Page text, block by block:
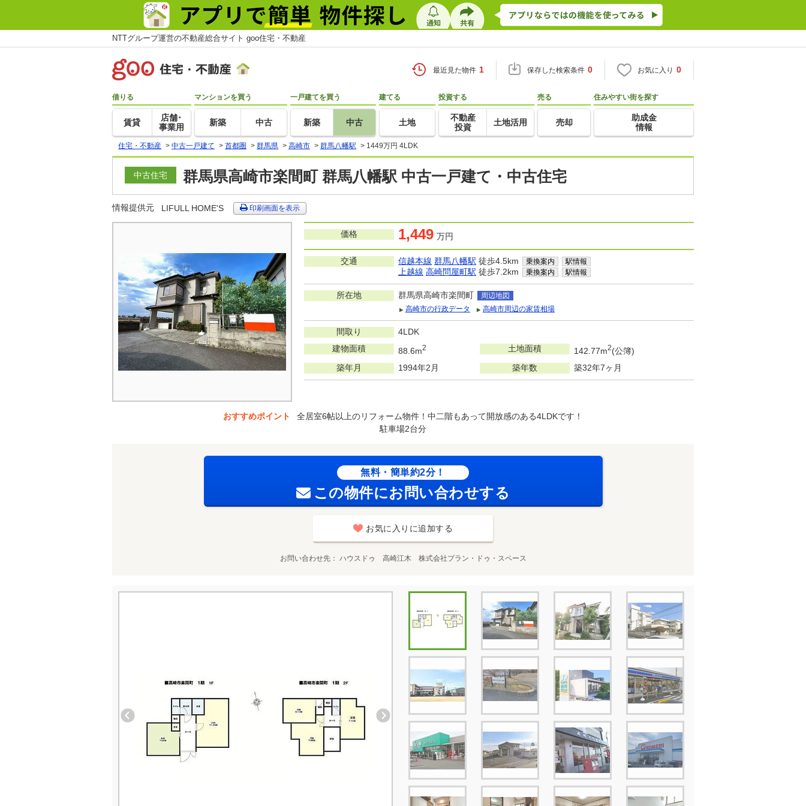
NTTグループ運営の不動産総合サイト goo住宅・不動産
最近見た物件 1 保存した検索条件 0 お気に入り 0
借りる
賃貸
店舗･
事業用
マンションを買う
新築 中古
一戸建てを買う
新築 中古
建てる
土地
投資する
不動産
投資
土地活用
売る
売却
住みやすい街を探す
助成金
情報
住宅・不動産 > 中古一戸建て > 首都圏 > 群馬県 > 高崎市 > 群馬八幡駅 > 1449万円 4LDK
中古住宅 群馬県高崎市楽間町 群馬八幡駅 中古一戸建て・中古住宅
情報提供元 LIFULL HOME'S 印刷画面を表示
価格 1,449 万円
交通 信越本線 群馬八幡駅 徒歩4.5km 乗換案内 駅情報
上越線 高崎問屋町駅 徒歩7.2km 乗換案内 駅情報
所在地 群馬県高崎市楽間町
周辺地図
高崎市の行政データ
高崎市周辺の家賃相場
間取り
4LDK
建物面積
88.6m2 土地面積 142.77m2(公簿)
築年月
1994年2月 築年数 築32年7ヶ月
おすすめポイント
全居室6帖以上のリフォーム物件！中二階もあって開放感のある4LDKです！
駐車場2台分
無料・簡単約2分！
この物件にお問い合わせする
お気に入りに追加する
お問い合わせ先 ハウスドゥ 高崎江木 株式会社プラン・ドゥ・スペース